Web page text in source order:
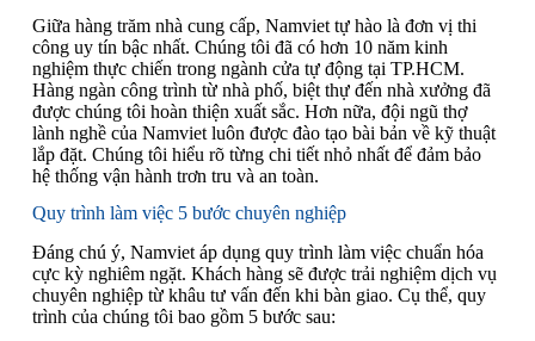
Giữa hàng trăm nhà cung cấp, Namviet tự hào là đơn vị thi
công uy tín bậc nhất. Chúng tôi đã có hơn 10 năm kinh
nghiệm thực chiến trong ngành cửa tự động tại TP.HCM.
Hàng ngàn công trình từ nhà phố, biệt thự đến nhà xưởng đã
được chúng tôi hoàn thiện xuất sắc. Hơn nữa, đội ngũ thợ
lành nghề của Namviet luôn được đào tạo bài bản về kỹ thuật
lắp đặt. Chúng tôi hiểu rõ từng chi tiết nhỏ nhất để đảm bảo
hệ thống vận hành trơn tru và an toàn.
Quy trình làm việc 5 bước chuyên nghiệp
Đáng chú ý, Namviet áp dụng quy trình làm việc chuẩn hóa
cực kỳ nghiêm ngặt. Khách hàng sẽ được trải nghiệm dịch vụ
chuyên nghiệp từ khâu tư vấn đến khi bàn giao. Cụ thể, quy
trình của chúng tôi bao gồm 5 bước sau: